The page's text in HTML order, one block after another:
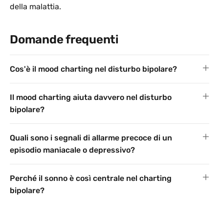
della malattia.
Domande frequenti
Cos'è il mood charting nel disturbo bipolare?
Il mood charting aiuta davvero nel disturbo
bipolare?
Quali sono i segnali di allarme precoce di un
episodio maniacale o depressivo?
Perché il sonno è così centrale nel charting
bipolare?